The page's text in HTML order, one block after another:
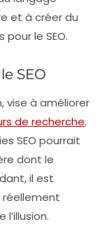
et à créer du
le SEO.
SEO
, vise à améliorer
de recherche.
SEO pourrait
dont le
il est
réellement